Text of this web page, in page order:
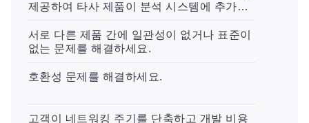
제공하여 타사 제품이 분석 시스템에 추가로
서로 다른 제품 간에 일관성이 없거나 표준이
없는 문제를 해결하세요.
호환성 문제를 해결하세요.
고객이 네트워킹 주기를 단축하고 개발 비용